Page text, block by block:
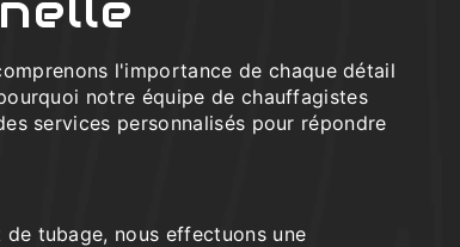
l'importance de chaque détail
notre équipe de chauffagistes
services personnalisés pour répondre
tubage, nous effectuons une